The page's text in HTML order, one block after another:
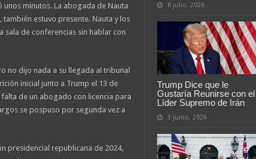
8 julio, 2026
Trump Dice que le
Gustaría Reunirse con el
Líder Supremo de Irán
3 junio, 2026
minutos. La abogada de Nauta
también estuvo presente. Nauta y los
sala de conferencias sin hablar con
no dijo nada a su llegada al tribunal
inicial junto a Trump el 13 de
de un abogado con licencia para
se pospuso por segunda vez a
presidencial republicana de 2024,